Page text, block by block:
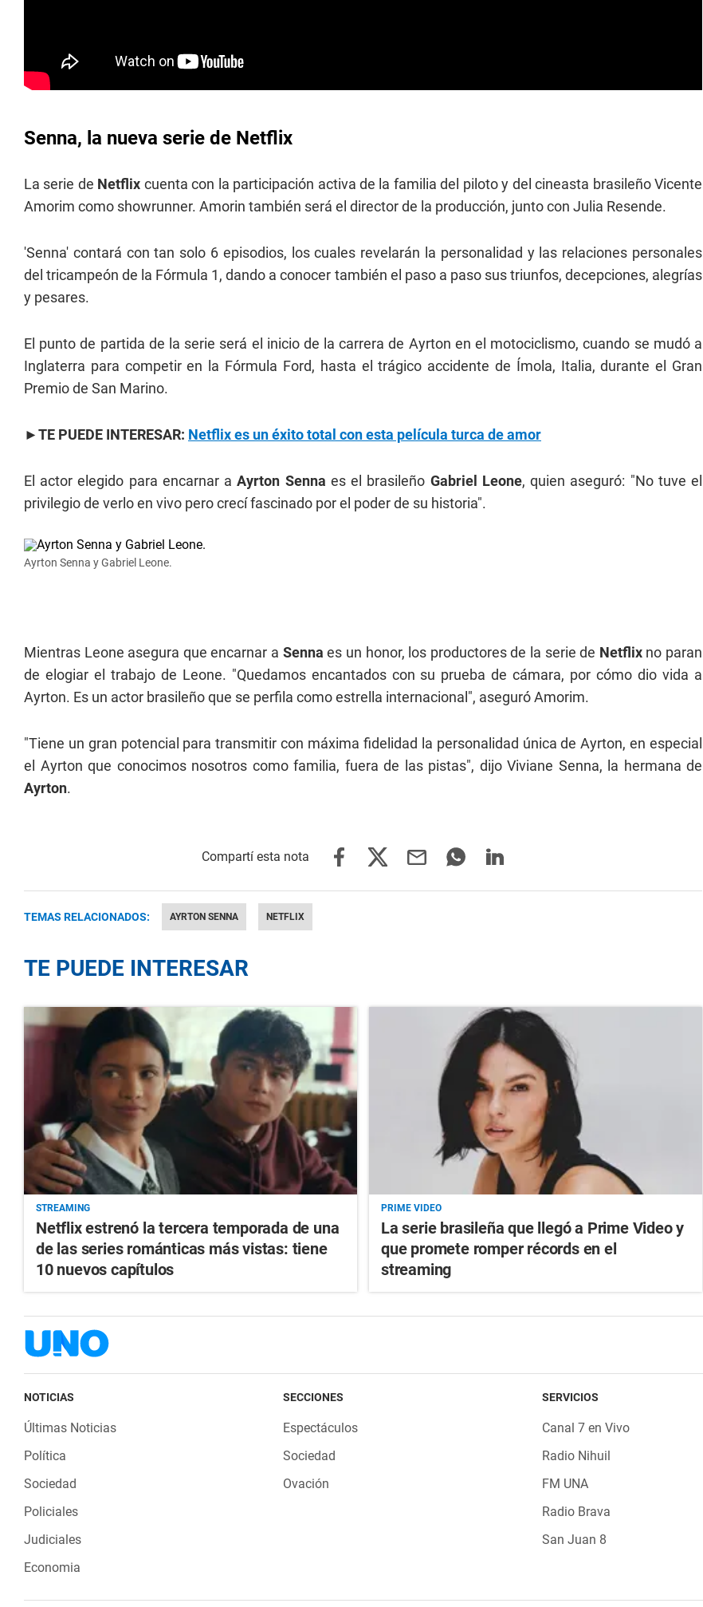
Senna, la nueva serie de Netflix
La serie de Netflix cuenta con la participación activa de la familia del piloto y del cineasta brasileño Vicente
Amorim como showrunner. Amorin también será el director de la producción, junto con Julia Resende.
'Senna' contará con tan solo 6 episodios, los cuales revelarán la personalidad y las relaciones personales
del tricampeón de la Fórmula 1, dando a conocer también el paso a paso sus triunfos, decepciones, alegrías
y pesares.
El punto de partida de la serie será el inicio de la carrera de Ayrton en el motociclismo, cuando se mudó a
Inglaterra para competir en la Fórmula Ford, hasta el trágico accidente de Ímola, Italia, durante el Gran
Premio de San Marino.
►TE PUEDE INTERESAR: Netflix es un éxito total con esta película turca de amor
El actor elegido para encarnar aAyrton Senna es el brasileño Gabriel Leone, quien aseguró: "No tuve el
privilegio de verlo en vivo pero crecí fascinado por el poder de su historia".
Ayrton Senna y Gabriel Leone.
Mientras Leone asegura que encarnar a Sennaes un honor, los productores de la serie de Netflix no paran
de elogiar el trabajo de Leone. "Quedamos encantados con su prueba de cámara, por cómo dio vida a
Ayrton. Es un actor brasileño que se perfila como estrella internacional", aseguró Amorim.
"Tiene un gran potencial para transmitir con máxima fidelidad la personalidad única de Ayrton, en especial
el Ayrton que conocimos nosotros como familia, fuera de las pistas", dijo Viviane Senna, la hermana de
Ayrton.
TEMAS RELACIONADOS: AYRTON SENNA NETFLIX
TE PUEDE INTERESAR
STREAMING
Netflix estrenó la tercera temporada de una
de las series románticas más vistas: tiene
10 nuevos capítulos
PRIME VIDEO
La serie brasileña que llegó a Prime Video y
que promete romper récords en el
streaming
NOTICIAS
Últimas Noticias
Política
Sociedad
Policiales
Judiciales
Economia
SECCIONES
Espectáculos
Sociedad
Ovación
SERVICIOS
Canal 7 en Vivo
Radio Nihuil
FM UNA
Radio Brava
San Juan 8